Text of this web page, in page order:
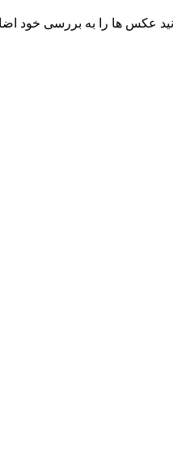
عکس ها را به بررسی خود